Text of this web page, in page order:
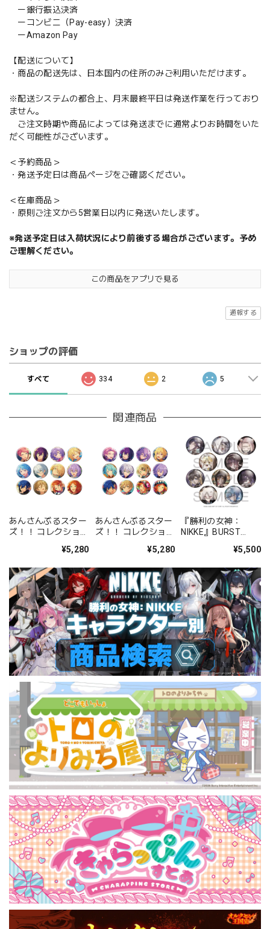
ー銀行振込決済
ーコンビニ（Pay-easy）決済
ーAmazon Pay
【配送について】
・商品の配送先は、日本国内の住所のみご利用いただけます。
※配送システムの都合上、月末最終平日は発送作業を行っており
ません。
ご注文時期や商品によっては発送までに通常よりお時間をいた
だく可能性がございます。
＜予約商品＞
・発送予定日は商品ページをご確認ください。
＜在庫商品＞
・原則ご注文から5営業日以内に発送いたします。
※発送予定日は入荷状況により前後する場合がございます。予め
ご理解ください。
この商品をアプリで見る
通報する
ショップの評価
すべて 334 2 5
関連商品
あんさんぶるスター
ズ！！ コレクション
¥5,280
あんさんぶるスター
ズ！！ コレクション
¥5,280
『勝利の女神：
NIKKE』BURST
ジ Vol.9 BOX 全10種
¥5,500